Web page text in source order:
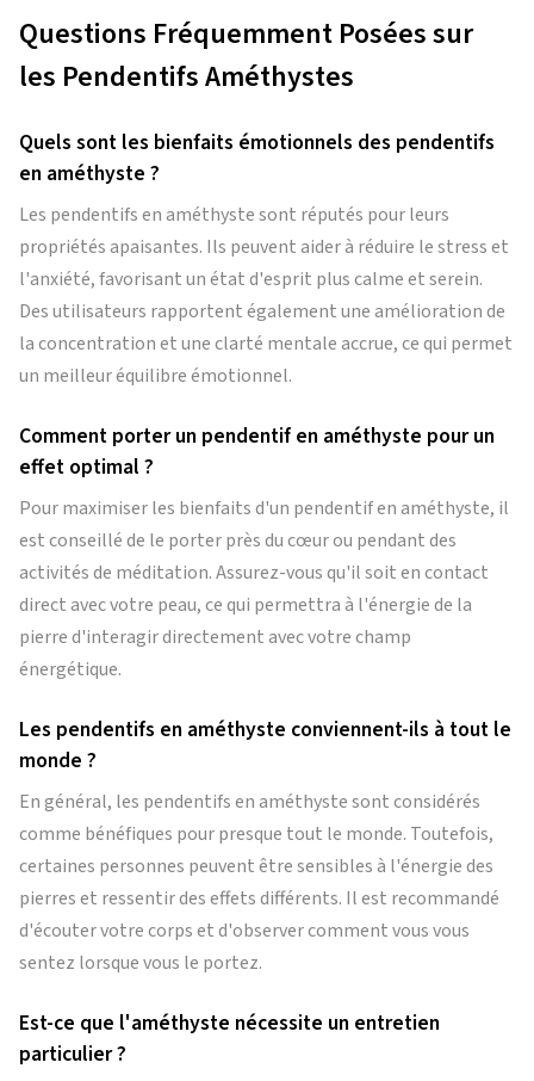
Questions Fréquemment Posées sur
les Pendentifs Améthystes
Quels sont les bienfaits émotionnels des pendentifs
en améthyste ?
Les pendentifs en améthyste sont réputés pour leurs
propriétés apaisantes. Ils peuvent aider à réduire le stress et
l'anxiété, favorisant un état d'esprit plus calme et serein.
Des utilisateurs rapportent également une amélioration de
la concentration et une clarté mentale accrue, ce qui permet
un meilleur équilibre émotionnel.
Comment porter un pendentif en améthyste pour un
effet optimal ?
Pour maximiser les bienfaits d'un pendentif en améthyste, il
est conseillé de le porter près du cœur ou pendant des
activités de méditation. Assurez-vous qu'il soit en contact
direct avec votre peau, ce qui permettra à l'énergie de la
pierre d'interagir directement avec votre champ
énergétique.
Les pendentifs en améthyste conviennent-ils à tout le
monde ?
En général, les pendentifs en améthyste sont considérés
comme bénéfiques pour presque tout le monde. Toutefois,
certaines personnes peuvent être sensibles à l'énergie des
pierres et ressentir des effets différents. Il est recommandé
d'écouter votre corps et d'observer comment vous vous
sentez lorsque vous le portez.
Est-ce que l'améthyste nécessite un entretien
particulier ?